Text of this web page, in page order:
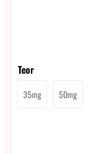
Teor
35mg 50mg